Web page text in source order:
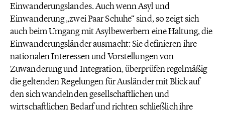
Einwanderungslandes. Auch wenn Asyl und
Einwanderung „zwei Paar Schuhe“ sind, so zeigt sich
auch beim Umgang mit Asylbewerbern eine Haltung, die
Einwanderungsländer ausmacht: Sie definieren ihre
nationalen Interessen und Vorstellungen von
Zuwanderung und Integration, überprüfen regelmäßig
die geltenden Regelungen für Ausländer mit Blick auf
den sich wandelnden gesellschaftlichen und
wirtschaftlichen Bedarf und richten schließlich ihre